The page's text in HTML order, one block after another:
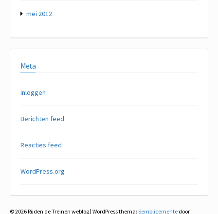
mei 2012
Meta
Inloggen
Berichten feed
Reacties feed
WordPress.org
© 2026 Rijden de Treinen weblog| WordPress thema: Semplicemente door